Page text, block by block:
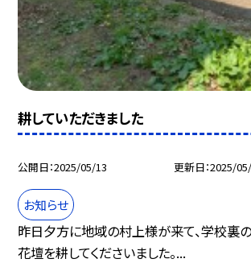
耕していただきました
公開日 2025/05/13 更新日 2025/
お知らせ
昨日夕方に地域の村上様が来て、学校裏
花壇を耕してくださいました。...